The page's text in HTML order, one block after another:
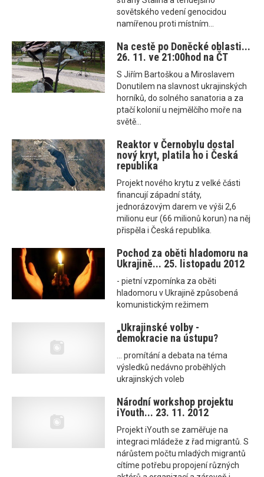
sovětského vedení genocidou
namířenou proti místním...
Na cestě po Doněcké oblasti...
26. 11. ve 21:00hod na ČT
S Jiřím Bartoškou a Miroslavem
Donutilem na slavnost ukrajinských
horníků, do solného sanatoria a za
ptačí kolonií u nejmělčího moře na
světě...
Reaktor v Černobylu dostal
nový kryt, platila ho i Česká
republika
Projekt nového krytu z velké části
financují západní státy,
jednorázovým darem ve výši 2,6
milionu eur (66 milionů korun) na něj
přispěla i Česká republika.
Pochod za oběti hladomoru na
Ukrajině... 25. listopadu 2012
- pietní vzpomínka za oběti
hladomoru v Ukrajině způsobená
komunistickým režimem
„Ukrajinské volby -
demokracie na ústupu?
... promítání a debata na téma
výsledků nedávno proběhlých
ukrajinských voleb
Národní workshop projektu
iYouth... 23. 11. 2012
Projekt iYouth se zaměřuje na
integraci mládeže z řad migrantů. S
nárůstem počtu mladých migrantů
cítíme potřebu propojení různých